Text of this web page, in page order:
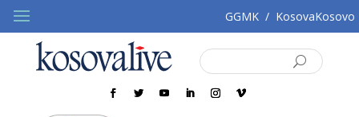
GGMK / KosovaKosovo